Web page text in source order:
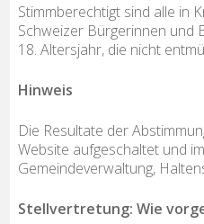
Stimmberechtigt sind alle in
Schweizer Bürgerinnen und
18. Altersjahr, die nicht
Hinweis
Die Resultate der
Website aufgeschaltet und
Gemeindeverwaltung,
Stellvertretung: Wie